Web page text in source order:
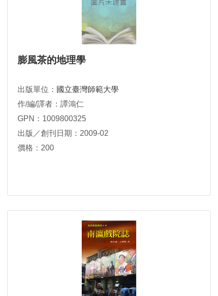
膨風茶的地理學
出版單位： 國立臺灣師範大學
作/編/譯者：譚鴻仁
GPN：1009800325
出版／創刊日期：2009-02
價格：200